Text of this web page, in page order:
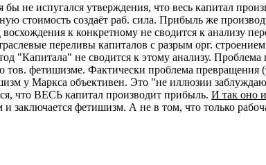
бы не испугался утверждения, что весь капитал
стоимость создаёт раб. сила. Прибыль же
к конкретному не сводится к анализу
переливы капиталов с разрым орг.
"Капитала" не сводится к этому анализу.
тов. фетишизме. Фактически проблема превращения
у Маркса объективен. Это "не иллюзии
что ВЕСЬ капитал производит прибыль. И так оно и
и заключается фетишизм. А не в том, что только